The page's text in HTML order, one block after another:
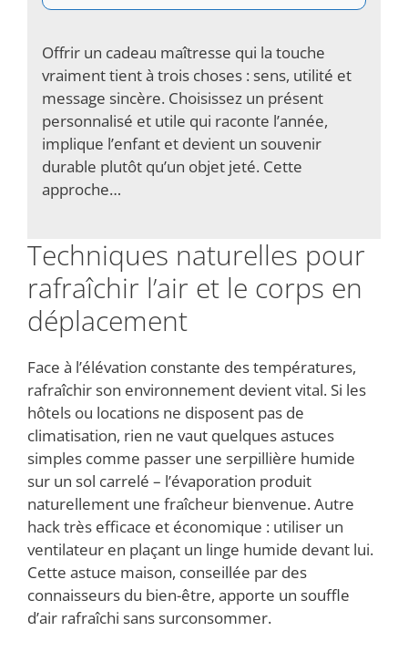
Offrir un cadeau maîtresse qui la touche
vraiment tient à trois choses : sens, utilité et
message sincère. Choisissez un présent
personnalisé et utile qui raconte l’année,
implique l’enfant et devient un souvenir
durable plutôt qu’un objet jeté. Cette
approche…
Techniques naturelles pour
rafraîchir l’air et le corps en
déplacement
Face à l’élévation constante des températures,
rafraîchir son environnement devient vital. Si les
hôtels ou locations ne disposent pas de
climatisation, rien ne vaut quelques astuces
simples comme passer une serpillière humide
sur un sol carrelé – l’évaporation produit
naturellement une fraîcheur bienvenue. Autre
hack très efficace et économique : utiliser un
ventilateur en plaçant un linge humide devant lui.
Cette astuce maison, conseillée par des
connaisseurs du bien-être, apporte un souffle
d’air rafraîchi sans surconsommer.